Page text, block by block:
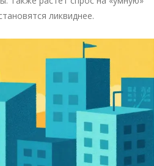
ликвиднее.